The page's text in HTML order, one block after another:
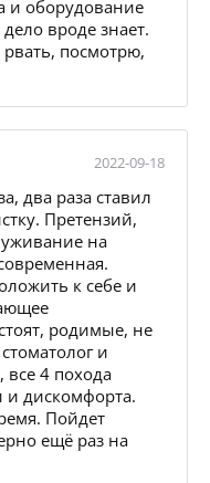
и оборудование
вроде знает.
посмотрю,
2022-09-18
два раза ставил
Претензий,
на
к себе и
родимые, не
и
все 4 похода
дискомфорта.
Пойдет
ещё раз на